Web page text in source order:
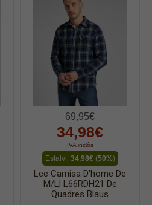
69,95€
34,98€
IVA inclòs
Estalvi: 34,98€(50%)
Lee Camisa D'home De
M/ll L66RDH21 De
Quadres Blaus